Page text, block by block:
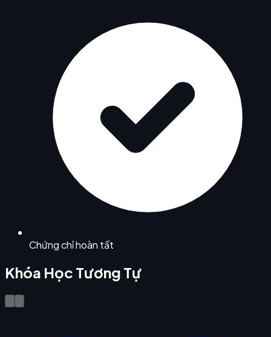
Chứng chỉ hoàn tất
Khóa Học Tương Tự